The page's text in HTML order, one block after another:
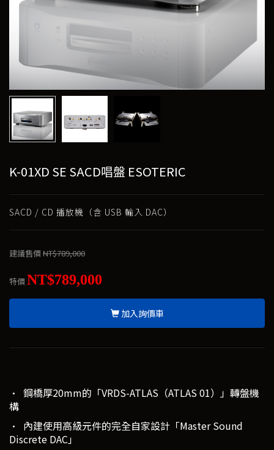
K-01XD SE SACD唱盤 ESOTERIC
SACD / CD 播放機（含 USB 輸入 DAC）
建議售價NT$789,000
特價NT$789,000
加入詢價車
• 鋼橋厚20mm的「VRDS-ATLAS（ATLAS 01）」轉盤機
構
• 內建使用高級元件的完全自家設計「Master Sound
Discrete DAC」